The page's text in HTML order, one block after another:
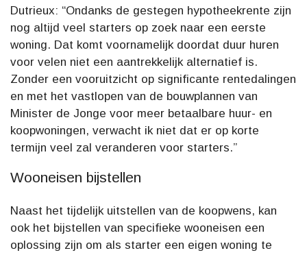
Dutrieux: “Ondanks de gestegen hypotheekrente zijn
nog altijd veel starters op zoek naar een eerste
woning. Dat komt voornamelijk doordat duur huren
voor velen niet een aantrekkelijk alternatief is.
Zonder een vooruitzicht op significante rentedalingen
en met het vastlopen van de bouwplannen van
Minister de Jonge voor meer betaalbare huur- en
koopwoningen, verwacht ik niet dat er op korte
termijn veel zal veranderen voor starters.”
Wooneisen bijstellen
Naast het tijdelijk uitstellen van de koopwens, kan
ook het bijstellen van specifieke wooneisen een
oplossing zijn om als starter een eigen woning te